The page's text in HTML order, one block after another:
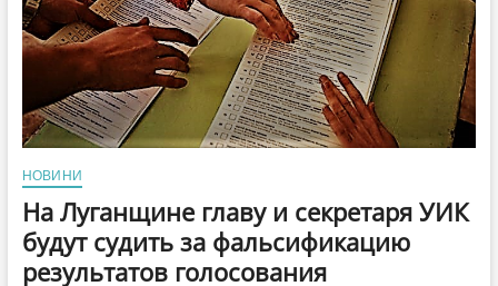
НОВИНИ
На Луганщине главу и секретаря УИК
будут судить за фальсификацию
результатов голосования